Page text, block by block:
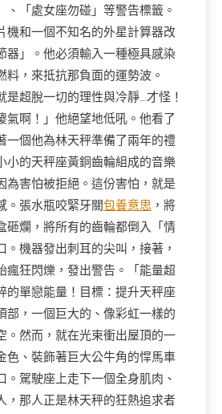
、「處女座勿碰」等警告標籤。
機和一個不知名的外星計算器改
器」。他必須輸入一種極具感染
料，來抵抗那負面的運勢波。
是超脫一切的理性與冷靜…才怪！
氣啊！」他絕望地低吼。他看了
一個他為林天秤準備了兩年的禮
小的天秤座黃銅齒輪組成的音樂
為害怕被拒絕。這份害怕，就是
。張水瓶咬緊牙關包養意思 ，將
砸爛，將所有的齒輪都倒入「情
。機器發出刺耳的尖叫，接著，
瘋狂閃爍，發出警告。「能量超
的單戀能量！目標：提升天秤座
部，一個巨大的、像彩虹一樣的
。然而，就在光束衝出屋頂的一
色、裝飾著巨大公牛角的悍馬車
。駕駛座上走下一個全身肌肉、
，那人正是林天秤的狂熱追求者